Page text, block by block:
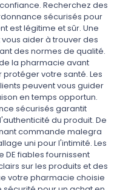
Recherchez des
sécurisés pour
est légitime et sûr. Une
aider à trouver des
des normes de qualité.
la pharmacie avant
votre santé. Les
peuvent vous guider
en temps opportun.
sécurisés garantit
du produit. De
commande malegra
uni pour l'intimité. Les
fiables fournissent
sur les produits et des
votre pharmacie choisie